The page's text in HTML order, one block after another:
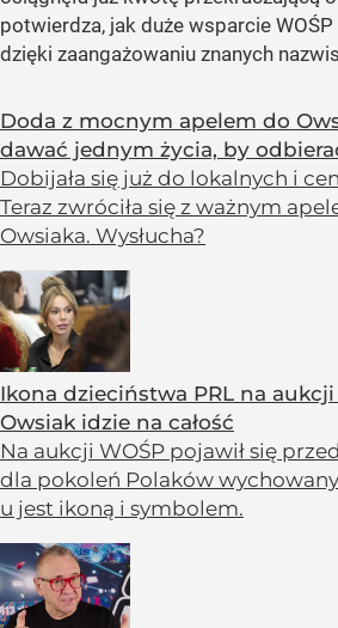
potwierdza, jak duże wsparcie
dzięki zaangażowaniu znanych
Doda z mocnym apelem do
dawać jednym życia, by
Dobijała się już do lokalnych i
Teraz zwróciła się z ważnym
Owsiaka. Wysłucha?
Ikona dzieciństwa PRL na aukcji
Owsiak idzie na całość
Na aukcji WOŚP pojawił się
dla pokoleń Polaków
u jest ikoną i symbolem.